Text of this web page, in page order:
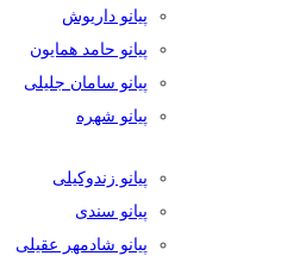
پیانو داریوش
پیانو حامد همایون
پیانو سامان جلیلی
پیانو شهره
پیانو زندوکیلی
پیانو سندی
پیانو شادمهر عقیلی